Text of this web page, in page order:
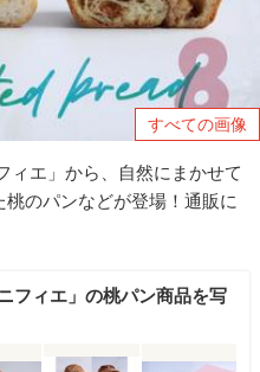
すべての画像
ィエ」から、自然にまかせて
のパンなどが登場！通販に
フィエ」の桃パン商品を写